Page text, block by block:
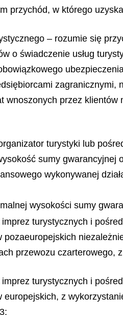
przychód, w którego
– rozumie się
o świadczenie usług
zagranicznymi,
wnoszonych przez klientów
turystyki lub
sumy gwarancyjnej
wykonywanej
wysokości sumy
turystycznych i
pozaeuropejskich
przewozu czarterowego,
turystycznych i
europejskich, z